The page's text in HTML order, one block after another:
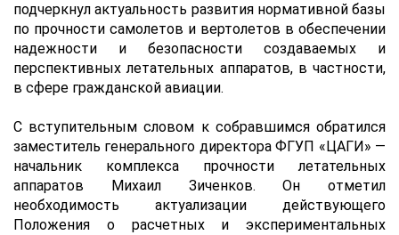
подчеркнул актуальность развития нормативной базы
по прочности самолетов и вертолетов в обеспечении
надежности и безопасности создаваемых и
перспективных летательных аппаратов, в частности,
в сфере гражданской авиации.
С вступительным словом к собравшимся обратился
заместитель генерального директора ФГУП «ЦАГИ» —
начальник комплекса прочности летательных
аппаратов Михаил Зиченков. Он отметил
необходимость актуализации действующего
Положения о расчетных и экспериментальных